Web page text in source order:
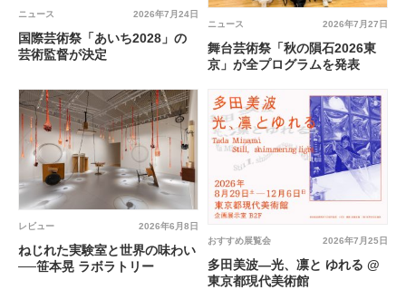
2026年7月24日
ニュース
国際芸術祭「あいち2028」の
芸術監督が決定
2026年7月27日
ニュース
舞台芸術祭「秋の隕石2026東
京」が全プログラムを発表
2026年6月8日
レビュー
ねじれた実験室と世界の味わい
──笹本晃 ラボラトリー
2026年7月25日
おすすめ展覧会
多田美波―光、凛と ゆれる @
東京都現代美術館